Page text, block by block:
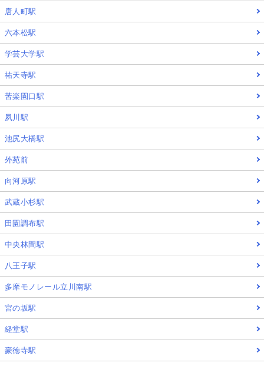
唐人町駅
六本松駅
学芸大学駅
祐天寺駅
苦楽園口駅
夙川駅
池尻大橋駅
外苑前
向河原駅
武蔵小杉駅
田園調布駅
中央林間駅
八王子駅
多摩モノレール立川南駅
宮の坂駅
経堂駅
豪徳寺駅